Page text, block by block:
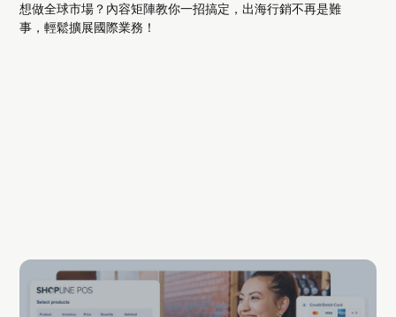
想做全球市場？內容矩陣教你一招搞定，出海行銷不再是難
事，輕鬆擴展國際業務！